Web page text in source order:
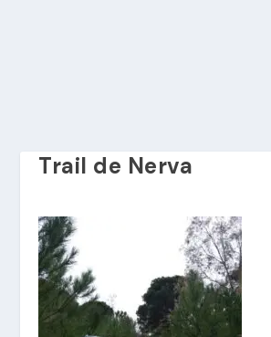
Trail de Nerva